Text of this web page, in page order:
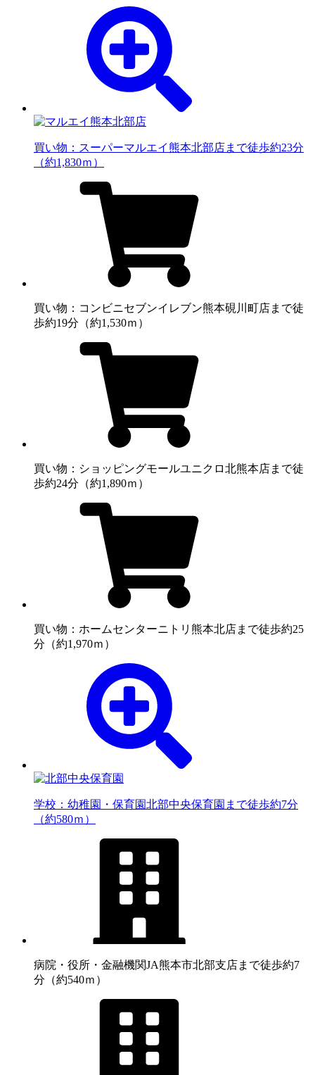
買い物：スーパーマルエイ熊本北部店まで徒歩約23分
（約1,830ｍ）
買い物：コンビニセブンイレブン熊本硯川町店まで徒
歩約19分（約1,530ｍ）
買い物：ショッピングモールユニクロ北熊本店まで徒
歩約24分（約1,890ｍ）
買い物：ホームセンターニトリ熊本北店まで徒歩約25
分（約1,970ｍ）
学校：幼稚園・保育園北部中央保育園まで徒歩約7分
（約580ｍ）
病院・役所・金融機関JA熊本市北部支店まで徒歩約7
分（約540ｍ）